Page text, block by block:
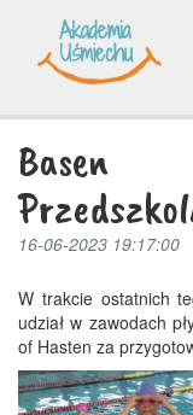
16-06-2023 19:17:00
W trakcie ostatnich
udział w zawodach
of Hasten za